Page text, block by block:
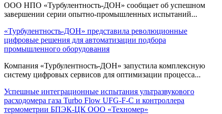
ООО НПО «Турбулентность-ДОН» сообщает об успешном
завершении серии опытно-промышленных испытаний...
«Турбулентность-ДОН» представила революционные
цифровые решения для автоматизации подбора
промышленного оборудования
Компания «Турбулентность-ДОН» запустила комплексную
систему цифровых сервисов для оптимизации процесса...
Успешные интеграционные испытания ультразвукового
расходомера газа Turbo Flow UFG-F-С и контроллера
термометрии БПЭК-ЦК ООО «Техномер»